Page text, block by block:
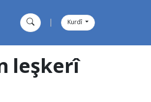
Kurdî
leşkerî